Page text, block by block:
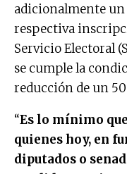
adicionalmente
respectiva
Servicio Electoral
se cumple la
reducción de un
“Es lo mínimo
quienes hoy, en
diputados o